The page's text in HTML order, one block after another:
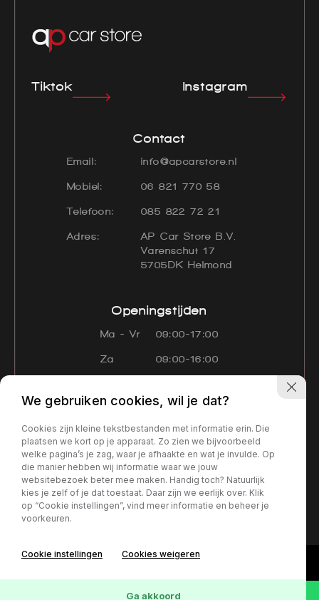
Tiktok Instagram
Contact
Email: info@apcarstore.nl
Mobiel: 06 821 770 58
Telefoon: 085 822 72 21
Adres:
AP Car Store B.V.
Varenschut 17
5705DK Helmond
Openingstijden
Ma - Vr 09:00-17:00
Za 09:00-16:00
Navigatie
Aanbod Diensten Over ons
Contact Verkocht
Privacy policy
We gebruiken cookies, wil je dat?
Cookies zijn kleine tekstbestanden met informatie erin. Die
plaatsen we kort op je apparaat. Zo zien we bijvoorbeeld
welke pagina’s je zag, waar je afhaakte en wat je invulde. Op
die manier hebben wij informatie waar we jouw
websitebezoek beter mee maken. Handig toch? Natuurlijk
kies je zelf of je dat toestaat. Daar zijn we eerlijk over. Klik
op “Cookie instellingen”, vind meer informatie en beheer je
voorkeuren.
Cookie instellingen Cookies weigeren
Ga akkoord